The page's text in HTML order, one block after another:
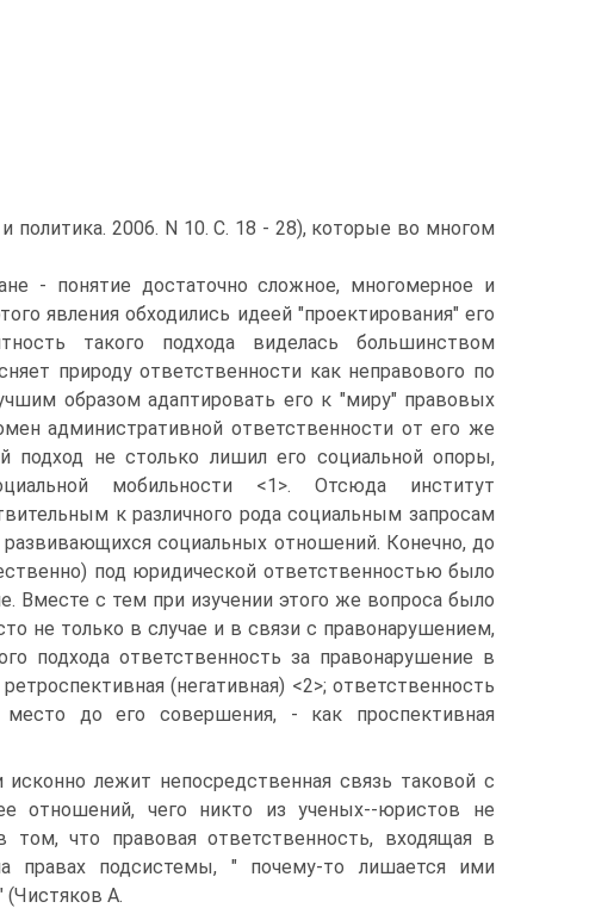
политика. 2006. N 10. С. 18 - 28), которые во многом
- понятие достаточно сложное, многомерное и
явления обходились идеей "проектирования" его
такого подхода виделась большинством
природу ответственности как неправового по
образом адаптировать его к "миру" правовых
административной ответственности от его же
подход не столько лишил его социальной опоры,
мобильности <1>. Отсюда институт
к различного рода социальным запросам
социальных отношений. Конечно, до
под юридической ответственностью было
Вместе с тем при изучении этого же вопроса было
не только в случае и в связи с правонарушением,
подхода ответственность за правонарушение в
(негативная) <2>; ответственность
до его совершения, - как проспективная
лежит непосредственная связь таковой с
отношений, чего никто из ученых--юристов не
что правовая ответственность, входящая в
правах подсистемы, " почему-то лишается ими
А.